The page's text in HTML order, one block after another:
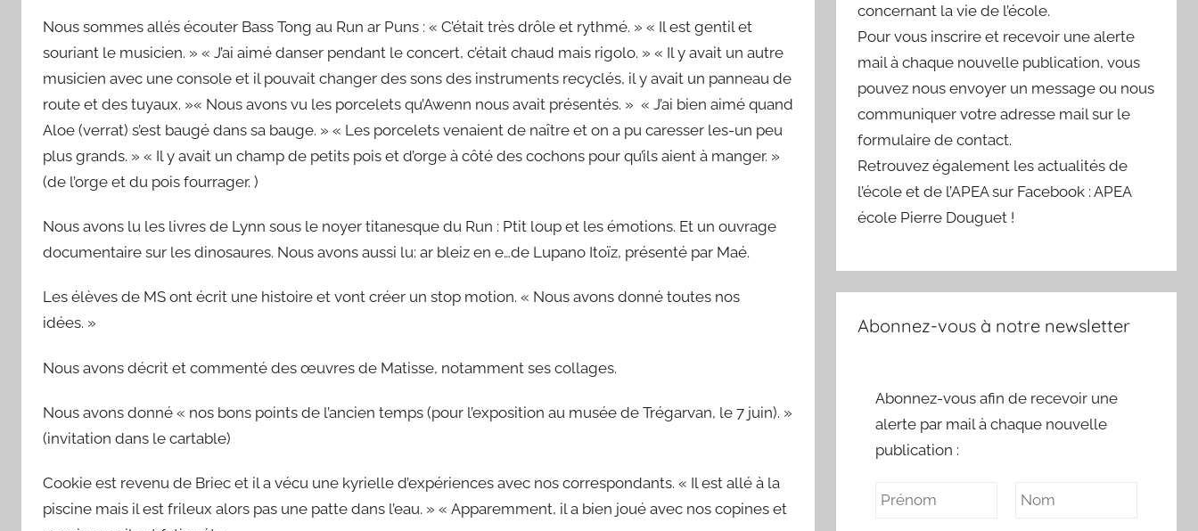
Nous sommes allés écouter Bass Tong au Run ar Puns : « C’était très drôle et rythmé. » « Il est gentil et
souriant le musicien. » « J’ai aimé danser pendant le concert, c’était chaud mais rigolo. » « Il y avait un autre
musicien avec une console et il pouvait changer des sons des instruments recyclés, il y avait un panneau de
route et des tuyaux. »« Nous avons vu les porcelets qu’Awenn nous avait présentés. » « J’ai bien aimé quand
Aloe (verrat) s’est baugé dans sa bauge. » « Les porcelets venaient de naître et on a pu caresser les-un peu
plus grands. » « Il y avait un champ de petits pois et d’orge à côté des cochons pour qu’ils aient à manger. »
(de l’orge et du pois fourrager. )
Nous avons lu les livres de Lynn sous le noyer titanesque du Run : Ptit loup et les émotions. Et un ouvrage
documentaire sur les dinosaures. Nous avons aussi lu: ar bleiz en e…de Lupano Itoïz, présenté par Maé.
Les élèves de MS ont écrit une histoire et vont créer un stop motion. « Nous avons donné toutes nos
idées. »
Nous avons décrit et commenté des œuvres de Matisse, notamment ses collages.
Nous avons donné « nos bons points de l’ancien temps (pour l’exposition au musée de Trégarvan, le 7 juin). »
(invitation dans le cartable)
Cookie est revenu de Briec et il a vécu une kyrielle d’expériences avec nos correspondants. « Il est allé à la
piscine mais il est frileux alors pas une patte dans l’eau. » « Apparemment, il a bien joué avec nos copines et
concernant la vie de l’école.
Pour vous inscrire et recevoir une alerte
mail à chaque nouvelle publication, vous
pouvez nous envoyer un message ou nous
communiquer votre adresse mail sur le
formulaire de contact.
Retrouvez également les actualités de
l’école et de l’APEA sur Facebook : APEA
école Pierre Douguet !
Abonnez-vous à notre newsletter
Abonnez-vous afin de recevoir une
alerte par mail à chaque nouvelle
publication :